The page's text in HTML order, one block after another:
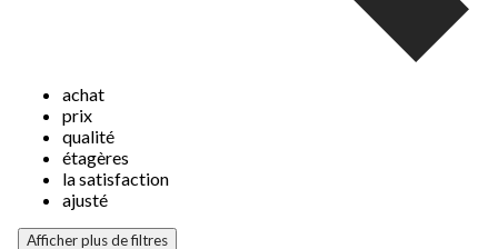
achat
prix
qualité
étagères
la satisfaction
ajusté
Afficher plus de filtres